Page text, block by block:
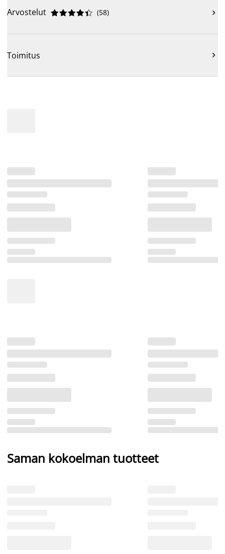
Arvostelut 




 (58) 
Toimitus 
Saman kokoelman tuotteet